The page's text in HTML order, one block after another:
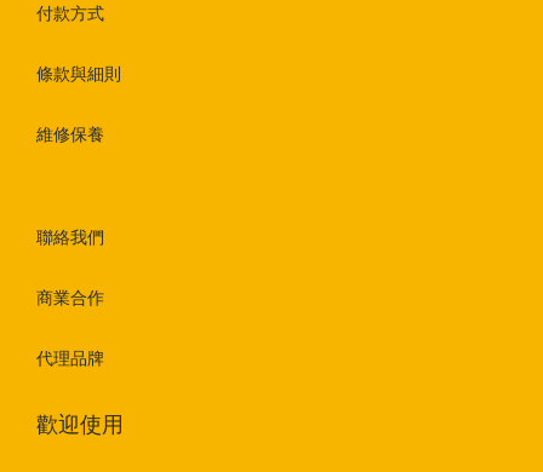
付款方式
條款與細則
維修保養
聯絡我們
商業合作
代理品牌
歡迎使用